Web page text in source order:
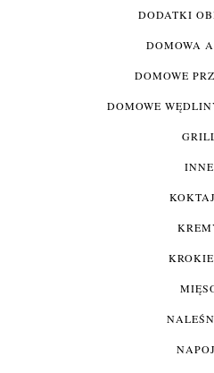
DODATKI
DOMOWA
DOMOWE
DOMOWE
INNE